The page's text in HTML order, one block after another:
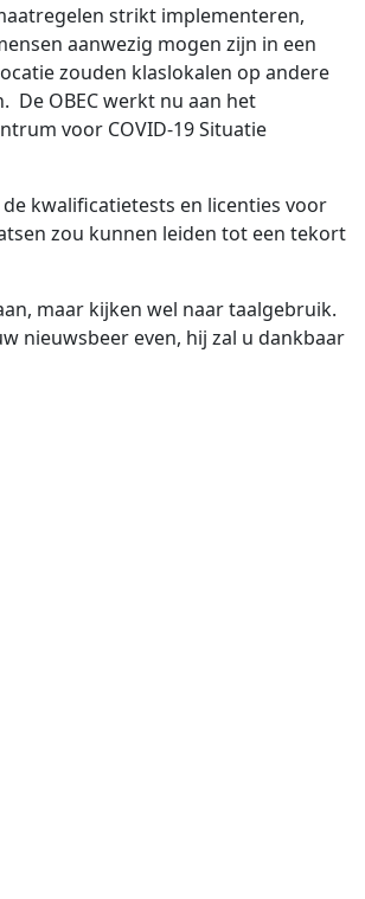
strikt implementeren,
aanwezig mogen zijn in een
zouden klaslokalen op andere
OBEC werkt nu aan het
voor COVID-19 Situatie
kwalificatietests en licenties voor
zou kunnen leiden tot een tekort
maar kijken wel naar taalgebruik.
nieuwsbeer even, hij zal u dankbaar